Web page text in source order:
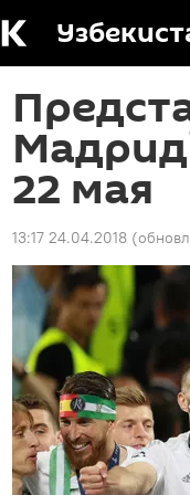
22 мая
13:17 24.04.2018